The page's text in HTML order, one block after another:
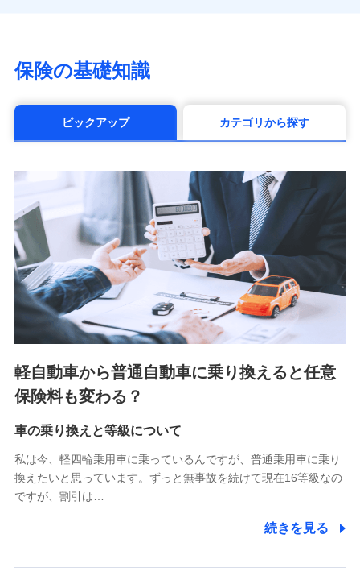
マニュライフ生命保険株式会社
（https://www.manulife.co.jp/）
（https://www.msa-life.co.jp/）
メットライフ生命株式会社(https://www.metlife.co.jp/)
■少額短期保険
株式会社アシロ少額短期保険 (https://kailash.co.jp/)
SBIいきいき少額短期保険会社 (https://www.i-
sedai.com/)
SBIペット少額短期保険株式会社 (https://www.sbipet-
ssi.co.jp/)
SBIリスタ少額短期保険会社
(https://www.jishin.co.jp/)
スマートプラス少額短期保険株式会社
チューリッヒ少額短期保険株式会社
(https://www.zurichssi.co.jp/)
(https://www.tokiomarine-x.co.jp/)
(https://pshoken.co.jp/)
リトルファミリー少額短期保険株式会社
(https://www.littlefamily-ssi.com/)
郵便、電話、およびＥメール等により、当社と取引のあるも
保険の基礎知識
ピックアップ カテゴリから探す
軽自動車から普通自動車に乗り換えると任意
保険料も変わる？
車の乗り換えと等級について
私は今、軽四輪乗用車に乗っているんですが、普通乗用車に乗り
換えたいと思っています。ずっと無事故を続けて現在16等級なの
ですが、割引は…
続きを見る